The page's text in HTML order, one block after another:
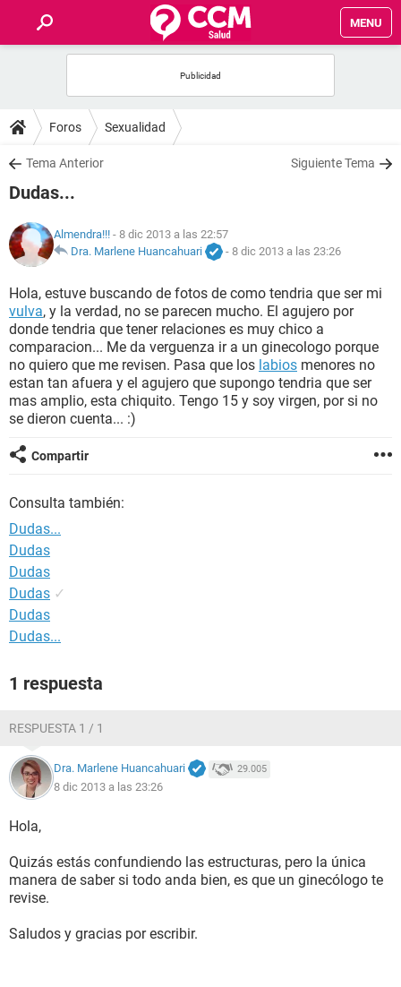
MENU
FOROS
SALUD
NUTRICIÓN
BIENESTAR
SEXUALIDAD
GLOSARIO
Foros Sexualidad
Tema Anterior Siguiente Tema
Dudas...
Almendra!!! - 8 dic 2013 a las 22:57
Dra. Marlene Huancahuari
- 8 dic 2013 a las 23:26
Hola, estuve buscando de fotos de como tendria que ser mi
vulva, y la verdad, no se parecen mucho. El agujero por
donde tendria que tener relaciones es muy chico a
comparacion... Me da verguenza ir a un ginecologo porque
no quiero que me revisen. Pasa que los labios menores no
estan tan afuera y el agujero que supongo tendria que ser
mas amplio, esta chiquito. Tengo 15 y soy virgen, por si no
se dieron cuenta... :)
Compartir
Consulta también:
Dudas...
Dudas
Dudas
Dudas ✓
Dudas
Dudas...
1 respuesta
RESPUESTA 1 / 1
Dra. Marlene Huancahuari 29.005
8 dic 2013 a las 23:26
Hola,
Quizás estás confundiendo las estructuras, pero la única
manera de saber si todo anda bien, es que un ginecólogo te
revise.
Saludos y gracias por escribir.